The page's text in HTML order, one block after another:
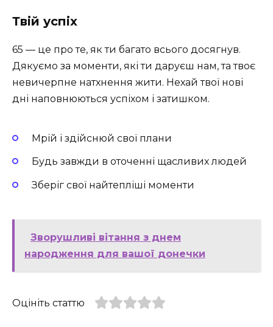
Твій успіх
65 — це про те, як ти багато всього досягнув.
Дякуємо за моменти, які ти даруєш нам, та твоє
невичерпне натхнення жити. Нехай твої нові
дні наповнюються успіхом і затишком.
Мрій і здійснюй свої плани
Будь завжди в оточенні щасливих людей
Зберіг свої найтепліші моменти
Зворушливі вітання з днем
народження для вашої донечки
Оцініть статтю